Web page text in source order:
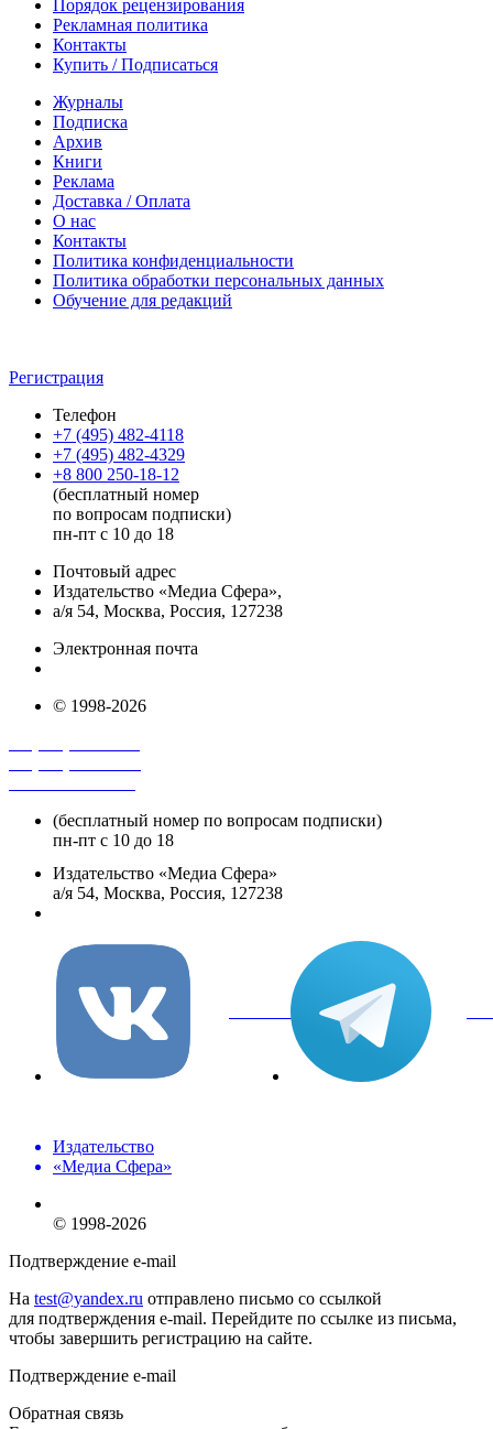
Порядок рецензирования
Рекламная политика
Контакты
Купить / Подписаться
Журналы
Подписка
Архив
Книги
Реклама
Доставка / Оплата
О нас
Контакты
Политика конфиденциальности
Политика обработки персональных данных
Обучение для редакций
Регистрация
Телефон
+7 (495) 482-4118
+7 (495) 482-4329
+8 800 250-18-12
(бесплатный номер
по вопросам подписки)
пн-пт с 10 до 18
Почтовый адрес
Издательство «Медиа Сфера»,
а/я 54, Москва, Россия, 127238
Электронная почта
© 1998-2026
(бесплатный номер по вопросам подписки)
пн-пт с 10 до 18
Издательство «Медиа Сфера»
а/я 54, Москва, Россия, 127238
вКонтакте
Издательство
«Медиа Сфера»
© 1998-2026
Подтверждение e-mail
На test@yandex.ru отправлено письмо со ссылкой
для подтверждения e-mail. Перейдите по ссылке из письма,
чтобы завершить регистрацию на сайте.
Подтверждение e-mail
Обратная связь